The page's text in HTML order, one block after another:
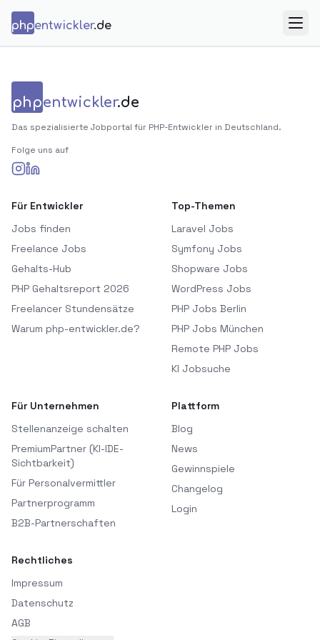
phpentwickler.de
phpentwickler.de
Das spezialisierte Jobportal für PHP-Entwickler in Deutschland.
Folge uns auf
Für Entwickler
Jobs finden
Freelance Jobs
Gehalts-Hub
PHP Gehaltsreport 2026
Freelancer Stundensätze
Warum php-entwickler.de?
Top-Themen
Laravel Jobs
Symfony Jobs
Shopware Jobs
WordPress Jobs
PHP Jobs Berlin
PHP Jobs München
Remote PHP Jobs
KI Jobsuche
Für Unternehmen
Stellenanzeige schalten
PremiumPartner (KI-IDE-
Sichtbarkeit)
Für Personalvermittler
Partnerprogramm
B2B-Partnerschaften
Plattform
Blog
News
Gewinnspiele
Changelog
Login
Rechtliches
Impressum
Datenschutz
AGB